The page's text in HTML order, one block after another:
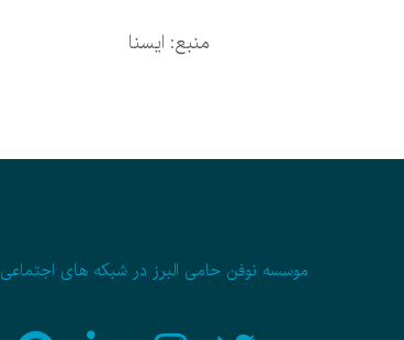
منبع: ایسنا
موسسه نوفن حامی البرز در شبکه های اجتماعی